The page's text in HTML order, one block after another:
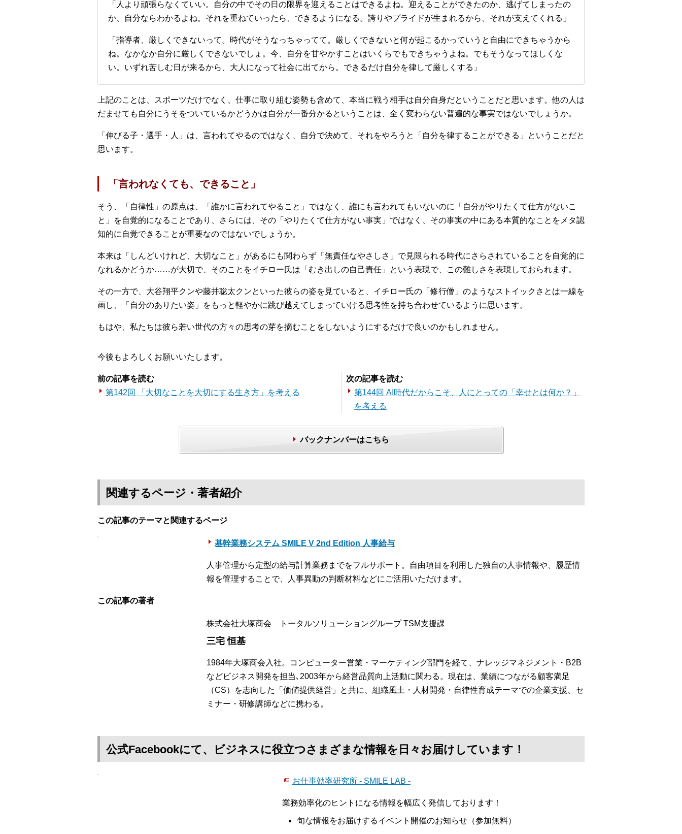
「人より頑張らなくていい。自分の中でその日の限界を迎えることはできるよね。迎えることができたのか、逃げてしまったの
か、自分ならわかるよね。それを重ねていったら、できるようになる。誇りやプライドが生まれるから、それが支えてくれる」
「指導者、厳しくできないって。時代がそうなっちゃってて。厳しくできないと何が起こるかっていうと自由にできちゃうから
ね。なかなか自分に厳しくできないでしょ。今、自分を甘やかすことはいくらでもできちゃうよね。でもそうなってほしくな
い。いずれ苦しむ日が来るから、大人になって社会に出てから。できるだけ自分を律して厳しくする」
上記のことは、スポーツだけでなく、仕事に取り組む姿勢も含めて、本当に戦う相手は自分自身だということだと思います。他の人は
だませても自分にうそをついているかどうかは自分が一番分かるということは、全く変わらない普遍的な事実ではないでしょうか。
「伸びる子・選手・人」は、言われてやるのではなく、自分で決めて、それをやろうと「自分を律することができる」ということだと
思います。
「言われなくても、できること」
そう、「自律性」の原点は、「誰かに言われてやること」ではなく、誰にも言われてもいないのに「自分がやりたくて仕方がないこ
と」を自覚的になることであり、さらには、その「やりたくて仕方がない事実」ではなく、その事実の中にある本質的なことをメタ認
知的に自覚できることが重要なのではないでしょうか。
本来は「しんどいけれど、大切なこと」があるにも関わらず「無責任なやさしさ」で見限られる時代にさらされていることを自覚的に
なれるかどうか……が大切で、そのことをイチロー氏は「むき出しの自己責任」という表現で、この難しさを表現しておられます。
その一方で、大谷翔平クンや藤井聡太クンといった彼らの姿を見ていると、イチロー氏の「修行僧」のようなストイックさとは一線を
画し、「自分のありたい姿」をもっと軽やかに跳び越えてしまっていける思考性を持ち合わせているように思います。
もはや、私たちは彼ら若い世代の方々の思考の芽を摘むことをしないようにするだけで良いのかもしれません。
今後もよろしくお願いいたします。
前の記事を読む
第142回 「大切なことを大切にする生き方」を考える
次の記事を読む
第144回 AI時代だからこそ、人にとっての「幸せとは何か？」
を考える
バックナンバーはこちら
関連するページ・著者紹介
この記事のテーマと関連するページ
基幹業務システム SMILE V 2nd Edition 人事給与
人事管理から定型の給与計算業務までをフルサポート。自由項目を利用した独自の人事情報や、履歴情
報を管理することで、人事異動の判断材料などにご活用いただけます。
この記事の著者
株式会社大塚商会 トータルソリューショングループ TSM支援課
三宅 恒基
1984年大塚商会入社。コンピューター営業・マーケティング部門を経て、ナレッジマネジメント・B2B
などビジネス開発を担当､2003年から経営品質向上活動に関わる。現在は、業績につながる顧客満足
（CS）を志向した「価値提供経営」と共に、組織風土・人材開発・自律性育成テーマでの企業支援、セ
ミナー・研修講師などに携わる。
公式Facebookにて、ビジネスに役立つさまざまな情報を日々お届けしています！
お仕事効率研究所 - SMILE LAB -
業務効率化のヒントになる情報を幅広く発信しております！
旬な情報をお届けするイベント開催のお知らせ（参加無料）